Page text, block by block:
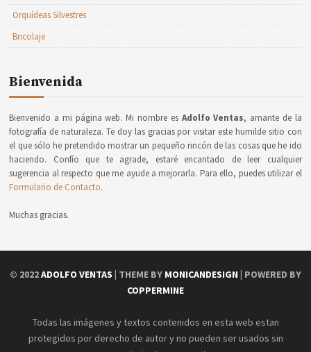
Orquídeas Silvestres
Bricolaje
Bienvenida
Bienvenido a mi página web. Mi nombre es Adolfo Ventas, amante de la
fotografía de naturaleza. Te doy las gracias por visitar este humilde sitio con
el que sólo he pretendido mostrar un pequeño rincón de las cosas que he ido
haciendo. Confío que te agrade, estaré encantado de leer cualquier
sugerencia al respecto que me ayude a mejorarla. Para ello, puedes utilizar el
Formulario de Contacto.
Muchas gracias.
© 2022ADOLFO VENTAS | THEME BY MONICANDESIGN | POWERED BY
COPPERMINE
Todas las imágenes y textos contenidos en esta web estan
protegidos por derecho de autor y no pueden ser usados sin